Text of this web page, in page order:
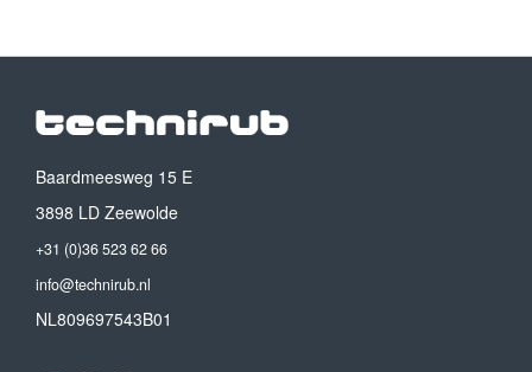
Baardmeesweg 15 E
3898 LD Zeewolde
+31 (0)36 523 62 66
info@technirub.nl
NL809697543B01